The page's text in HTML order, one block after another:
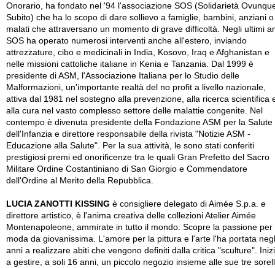
Onorario, ha fondato nel '94 l'associazione SOS (Solidarietà
Subito) che ha lo scopo di dare sollievo a famiglie, bambini, anziani o
malati che attraversano un momento di grave difficoltà. Negli ultimi
SOS ha operato numerosi interventi anche all'estero, inviando
attrezzature, cibo e medicinali in India, Kosovo, Iraq e Afghanistan e
nelle missioni cattoliche italiane in Kenia e Tanzania. Dal 1999 è
presidente di ASM, l'Associazione Italiana per lo Studio delle
Malformazioni, un'importante realtà del no profit a livello nazionale,
attiva dal 1981 nel sostegno alla prevenzione, alla ricerca scientifica
alla cura nel vasto complesso settore delle malattie congenite. Nel
contempo è divenuta presidente della Fondazione ASM per la Salute
dell'Infanzia e direttore responsabile della rivista "Notizie ASM -
Educazione alla Salute". Per la sua attività, le sono stati conferiti
prestigiosi premi ed onorificenze tra le quali Gran Prefetto del Sacro
Militare Ordine Costantiniano di San Giorgio e Commendatore
dell'Ordine al Merito della Repubblica.
LUCIA ZANOTTI KISSING è consigliere delegato di Aimée S.p.a. e
direttore artistico, è l'anima creativa delle collezioni Atelier Aimée
Montenapoleone, ammirate in tutto il mondo. Scopre la passione per
moda da giovanissima. L'amore per la pittura e l'arte l'ha portata
anni a realizzare abiti che vengono definiti dalla critica "sculture".
a gestire, a soli 16 anni, un piccolo negozio insieme alle sue tre